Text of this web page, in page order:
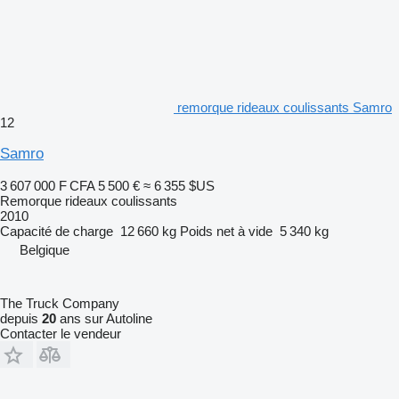
remorque rideaux coulissants Samro
12
Samro
3 607 000 F CFA 5 500 € ≈ 6 355 $US
Remorque rideaux coulissants
2010
Capacité de charge 12 660 kg Poids net à vide 5 340 kg
Belgique
The Truck Company
depuis 20 ans sur Autoline
Contacter le vendeur